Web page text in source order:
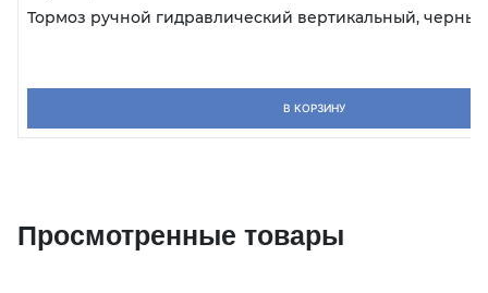
Тормоз ручной гидравлический вертикальный,
В КОРЗИНУ
Просмотренные товары